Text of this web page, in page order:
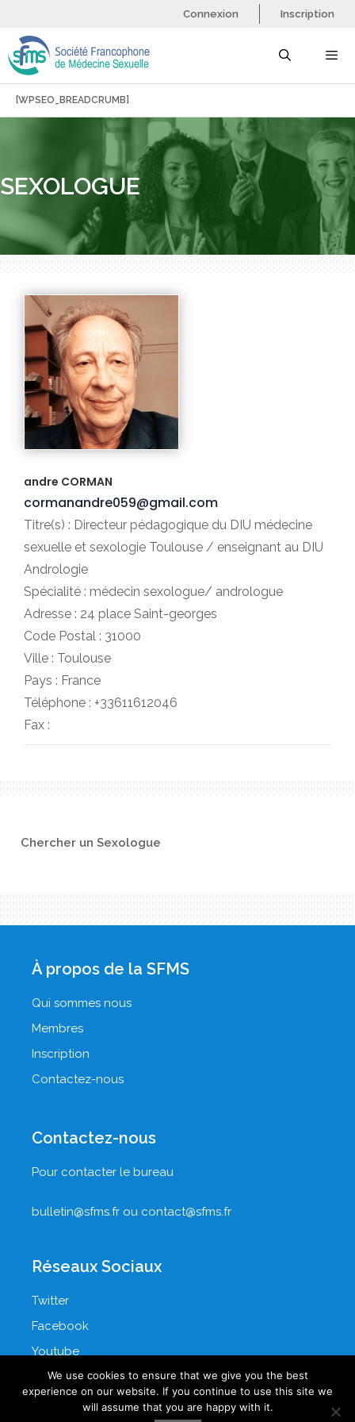
contenu
Connexion Inscription
[WPSEO_BREADCRUMB]
SEXOLOGUE
andre CORMAN
cormanandre059@gmail.com
Titre(s) : Directeur pédagogique du DIU médecine
sexuelle et sexologie Toulouse / enseignant au DIU
Andrologie
Spécialité : médecin sexologue/ andrologue
Adresse : 24 place Saint-georges
Code Postal : 31000
Ville : Toulouse
Pays : France
Téléphone : +33611612046
Fax :
Chercher un Sexologue
À propos de la SFMS
Qui sommes nous
Membres
Inscription
Contactez-nous
Contactez-nous
Pour contacter le bureau
bulletin@sfms.fr ou contact@sfms.fr
Réseaux Sociaux
Twitter
Facebook
Youtube
LinkedIn
We use cookies to ensure that we give you the best
experience on our website. If you continue to use this site we
will assume that you are happy with it.